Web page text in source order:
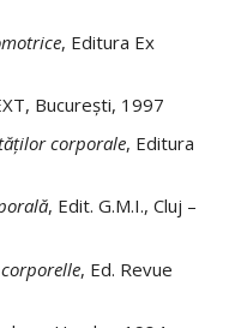
, Editura Ex
Bucureşti, 1997
corporale, Editura
, Edit. G.M.I., Cluj –
, Ed. Revue